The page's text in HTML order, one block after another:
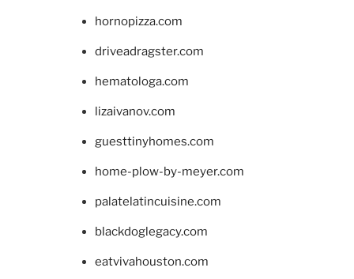
hornopizza.com
driveadragster.com
hematologa.com
lizaivanov.com
guesttinyhomes.com
home-plow-by-meyer.com
palatelatincuisine.com
blackdoglegacy.com
eatvivahouston.com